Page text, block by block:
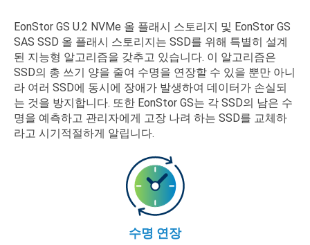
EonStor GS U.2 NVMe 올 플래시 스토리지 및 EonStor GS
SAS SSD 올 플래시 스토리지는 SSD를 위해 특별히 설계
된 지능형 알고리즘을 갖추고 있습니다. 이 알고리즘은
SSD의 총 쓰기 양을 줄여 수명을 연장할 수 있을 뿐만 아니
라 여러 SSD에 동시에 장애가 발생하여 데이터가 손실되
는 것을 방지합니다. 또한 EonStor GS는 각 SSD의 남은 수
명을 예측하고 관리자에게 고장 나려 하는 SSD를 교체하
라고 시기적절하게 알립니다.
수명 연장